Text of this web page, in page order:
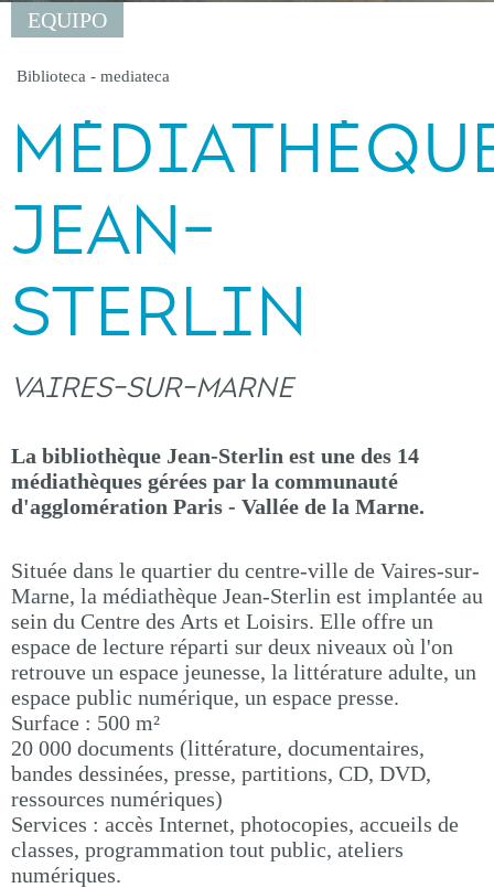
EQUIPO
Biblioteca - mediateca
JEAN-
STERLIN
VAIRES-SUR-MARNE
La bibliothèque Jean-Sterlin est une des 14
médiathèques gérées par la communauté
d'agglomération Paris - Vallée de la Marne.
Située dans le quartier du centre-ville de Vaires-sur-
Marne, la médiathèque Jean-Sterlin est implantée au
sein du Centre des Arts et Loisirs. Elle offre un
espace de lecture réparti sur deux niveaux où l'on
retrouve un espace jeunesse, la littérature adulte, un
espace public numérique, un espace presse.
Surface : 500 m²
20 000 documents (littérature, documentaires,
bandes dessinées, presse, partitions, CD, DVD,
ressources numériques)
Services : accès Internet, photocopies, accueils de
classes, programmation tout public, ateliers
numériques.